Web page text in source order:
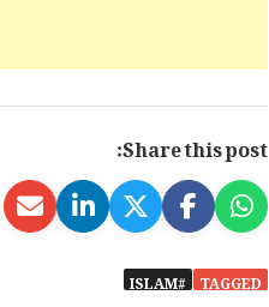
Share this post:
TAGGED
#ISLAM